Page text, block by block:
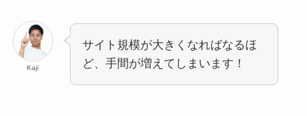
Kaji
サイト規模が大きくなればなるほ
ど、手間が増えてしまいます！